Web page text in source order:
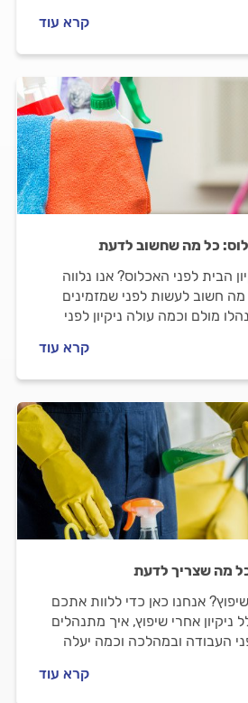
קרא עוד
כל מה שחשוב לדעת
הבית לפני האכלוס? אנו נלווה
חשוב לעשות לפני שמזמינים
מולם וכמה עולה ניקיון לפני
קרא עוד
כל מה שצריך לדעת
שיפוץ? אנחנו כאן כדי ללוות אתכם
אחרי שיפוץ, איך מתנהלים
העבודה ובמהלכה וכמה יעלה
קרא עוד